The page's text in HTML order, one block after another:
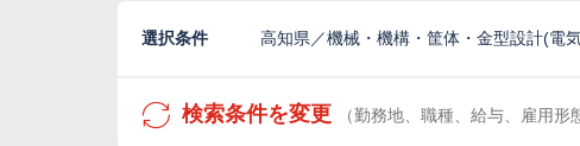
選択条件 高知県／機械・機構・筐体・金型設計(電
検索条件を変更 （勤務地、職種、給与、雇用形